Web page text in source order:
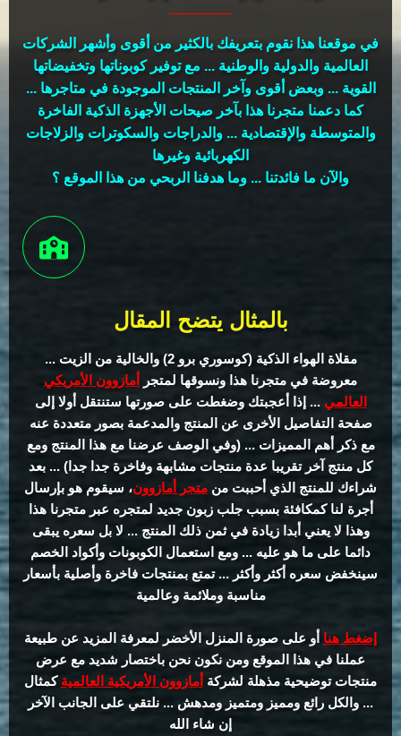
في موقعنا هذا نقوم بتعريفك بالكثير من أقوى وأشهر الشركات
العالمية والدولية والوطنية ... مع توفير كوبوناتها وتخفيضاتها
القوية ... وبعض أقوى وآخر المنتجات الموجودة في متاجرها ...
كما دعمنا متجرنا هذا بآخر صيحات الأجهزة الذكية الفاخرة
والمتوسطة والإقتصادية ... والدراجات والسكوترات والزلاجات
الكهربائية وغيرها
والآن ما فائدتنا ... وما هدفنا الربحي من هذا الموقع ؟
بالمثال يتضح المقال
مقلاة الهواء الذكية (كوسوري برو 2) والخالية من الزيت ...
معروضة في متجرنا هذا ونسوقها لمتجر أمازوون الأمريكي
العالمي ... إذا أعجبتك وضغطت على صورتها ستنتقل أولا إلى
صفحة التفاصيل الأخرى عن المنتج والمدعمة بصور متعددة عنه
مع ذكر أهم المميزات ... (وفي الوصف عرضنا مع هذا المنتج ومع
كل منتج آخر تقريبا عدة منتجات مشابهة وفاخرة جدا جدا) ... بعد
شراءك للمنتج الذي أحببت من متجر أمازوون، سيقوم هو بإرسال
أجرة لنا كمكافئة بسبب جلب زبون جديد لمتجره عبر متجرنا هذا
وهذا لا يعني أبدا زيادة في ثمن ذلك المنتج ... لا بل سعره يبقى
دائما على ما هو عليه ... ومع استعمال الكوبونات وأكواد الخصم
سينخفض سعره أكثر وأكثر ... تمتع بمنتجات فاخرة وأصلية بأسعار
مناسبة وملائمة وعالمية
إضغط هنا أو على صورة المنزل الأخضر لمعرفة المزيد عن طبيعة
عملنا في هذا الموقع ومن نكون نحن باختصار شديد مع عرض
منتجات توضيحية مذهلة لشركة أمازوون الأمريكية العالمية كمثال
... والكل رائع ومميز ومتميز ومدهش ... نلتقي على الجانب الآخر
إن شاء الله